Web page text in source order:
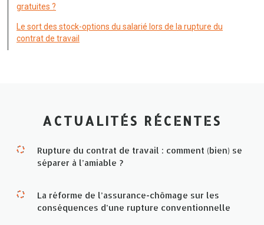
gratuites ?
Le sort des stock-options du salarié lors de la rupture du
contrat de travail
ACTUALITÉS RÉCENTES
Rupture du contrat de travail : comment (bien) se
séparer à l’amiable ?
La réforme de l’assurance-chômage sur les
conséquences d’une rupture conventionnelle